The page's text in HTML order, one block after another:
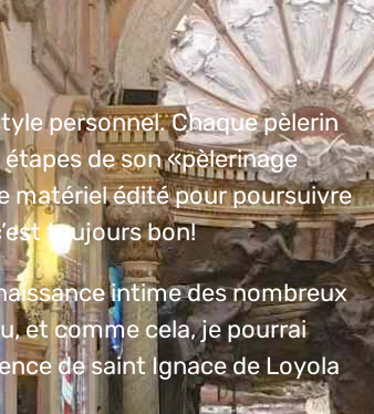
personnel. Chaque pèlerin
de son «pèlerinage
matériel édité pour poursuivre
toujours bon!
intime des nombreux
et comme cela, je pourrai
de saint Ignace de Loyola